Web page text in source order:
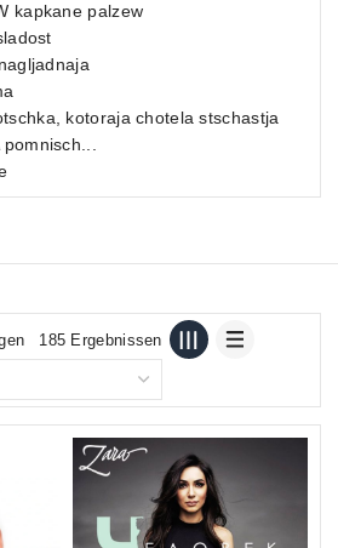
kapkane palzew
kotoraja chotela stschastja
185 Ergebnissen